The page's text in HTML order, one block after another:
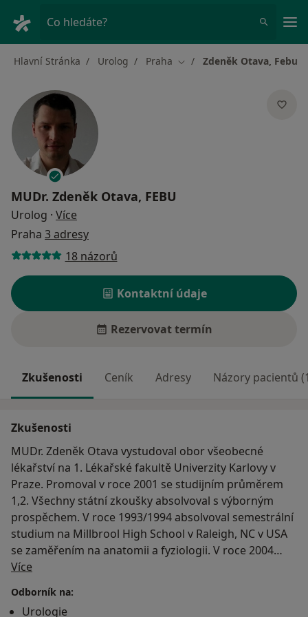
Co hledáte?
Hlavní Stránka Urolog Praha Změna města
Zdeněk Otava, Febu
MUDr. Zdeněk Otava, FEBU
Urolog · Více
Praha 3 adresy
18 názorů
Kontaktní údaje
Rezervovat termín
Zkušenosti Ceník Adresy Názory pacientů
Zkušenosti
MUDr. Zdeněk Otava vystudoval obor všeobecné
lékařství na 1. Lékařské fakultě Univerzity Karlovy v
Praze. Promoval v roce 2001 se studijním průměrem
1,2. Všechny státní zkoušky absolvoval s výborným
prospěchem. V roce 1993/1994 absolvoval semestrální
studium na Millbrool High School v Raleigh, NC v USA
se zaměřením na anatomii a fyziologii. V roce 2004
složil s pochvalou atestaci I. stupně v oboru urologie, v
roce 2009 získal v tomto oboru plnou specializovanou
způsobilost. Během studií medicíny ve volném čase
Více
Odborník na:
Urologie